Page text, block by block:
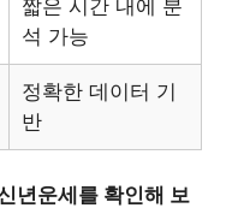
짧은 시간 내에 분
석 가능
정확한 데이터 기
반
년운세를 확인해 보